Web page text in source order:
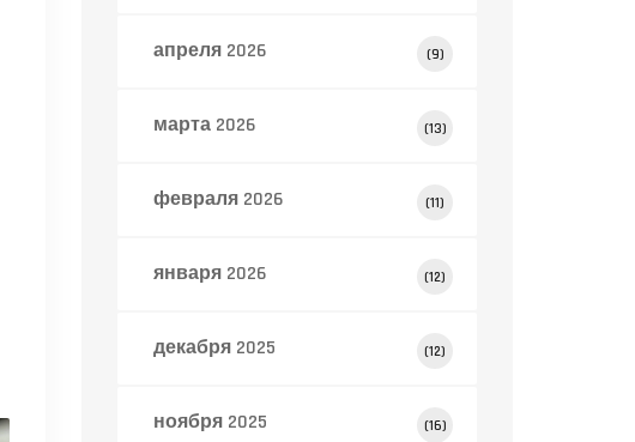
апреля 2026 (9)
марта 2026 (13)
февраля 2026 (11)
января 2026 (12)
декабря 2025 (12)
ноября 2025 (16)